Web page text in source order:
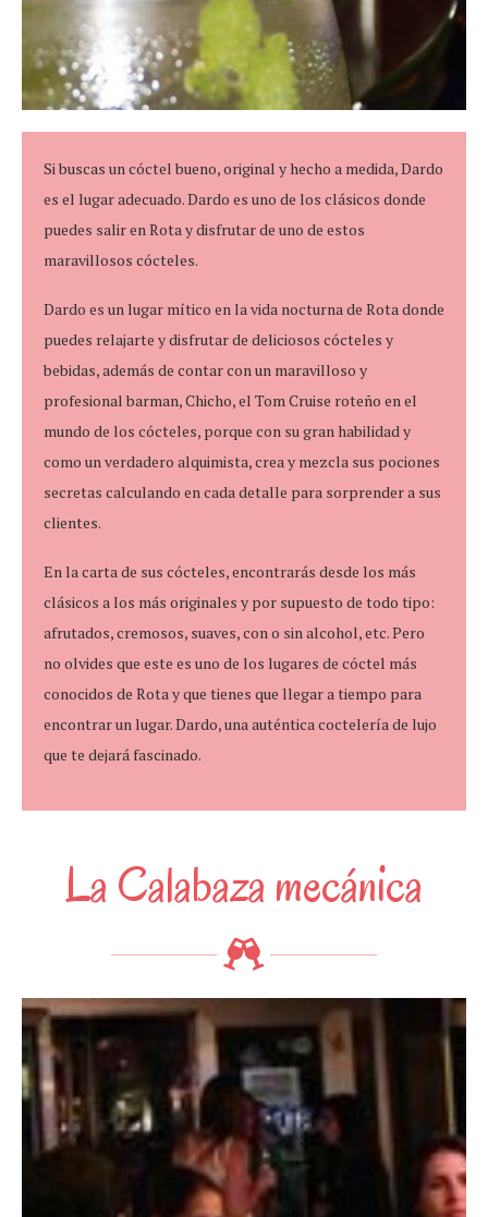
Si buscas un cóctel bueno, original y hecho a medida, Dardo
es el lugar adecuado. Dardo es uno de los clásicos donde
puedes salir en Rota y disfrutar de uno de estos
maravillosos cócteles.
Dardo es un lugar mítico en la vida nocturna de Rota donde
puedes relajarte y disfrutar de deliciosos cócteles y
bebidas, además de contar con un maravilloso y
profesional barman, Chicho, el Tom Cruise roteño en el
mundo de los cócteles, porque con su gran habilidad y
como un verdadero alquimista, crea y mezcla sus pociones
secretas calculando en cada detalle para sorprender a sus
clientes.
En la carta de sus cócteles, encontrarás desde los más
clásicos a los más originales y por supuesto de todo tipo:
afrutados, cremosos, suaves, con o sin alcohol, etc. Pero
no olvides que este es uno de los lugares de cóctel más
conocidos de Rota y que tienes que llegar a tiempo para
encontrar un lugar. Dardo, una auténtica coctelería de lujo
que te dejará fascinado.
La Calabaza mecánica